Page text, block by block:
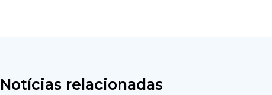
Notícias relacionadas